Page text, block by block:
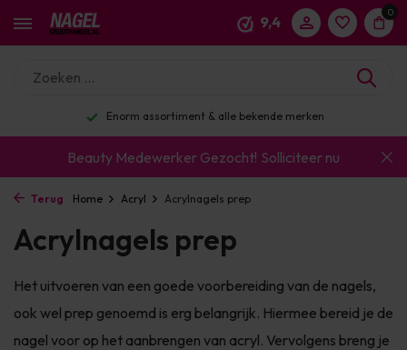
9,4
0
Enorm assortiment & alle bekende merken
Beauty Medewerker Gezocht! Solliciteer nu
Terug Home Acryl Acrylnagels prep
Acrylnagels prep
Het uitvoeren van een goede voorbereiding van de nagels,
ook wel prep genoemd is erg belangrijk. Hiermee bereid je de
nagel voor op het aanbrengen van acryl. Vervolgens breng je